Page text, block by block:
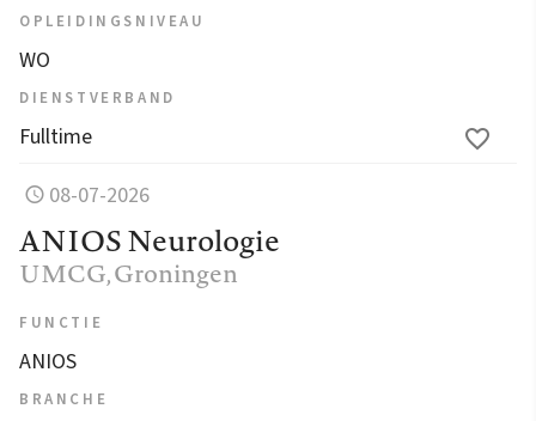
OPLEIDINGSNIVEAU
WO
DIENSTVERBAND
Fulltime
08-07-2026
ANIOS Neurologie
UMCG, Groningen
FUNCTIE
ANIOS
BRANCHE